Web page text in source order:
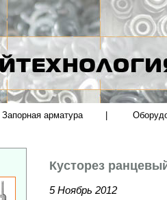
Запорная арматура
Кусторез
5 Ноябрь 2012